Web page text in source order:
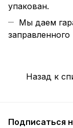
упакован.
Мы даем
Назад к
Подписаться